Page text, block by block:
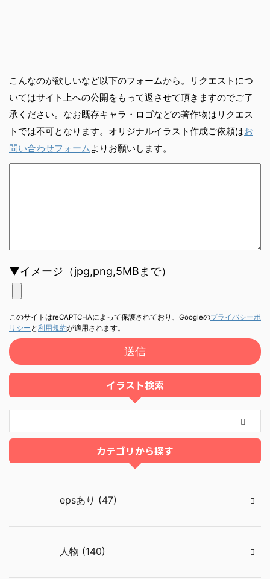
こんなのが欲しいなど以下のフォームから。リクエストにつ
いてはサイト上への公開をもって返させて頂きますのでご了
承ください。なお既存キャラ・ロゴなどの著作物はリクエス
トでは不可となります。オリジナルイラスト作成ご依頼はお
問い合わせフォーム よりお願いします。
▼イメージ（jpg,png,5MBまで）
このサイトはreCAPTCHAによって保護されており、Googleのプライバシーポ
リシー と利用規約が適用されます。
イラスト検索
カテゴリから探す
epsあり (47)
人物 (140)